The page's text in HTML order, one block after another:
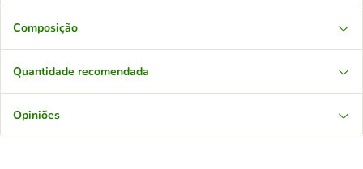
Composição
Quantidade recomendada
Opiniões